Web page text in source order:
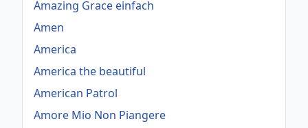
Amazing Grace einfach
Amen
America
America the beautiful
American Patrol
Amore Mio Non Piangere